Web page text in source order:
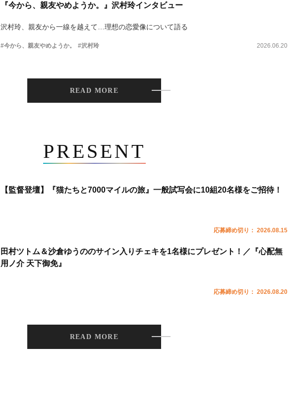
『今から、親友やめようか。』沢村玲インタビュー
沢村玲、親友から一線を越えて…理想の恋愛像について語る
#今から、親友やめようか。 #沢村玲 2026.06.20
READ MORE
PRESENT
【監督登壇】『猫たちと7000マイルの旅』一般試写会に10組20名様をご招待！
応募締め切り： 2026.08.15
田村ツトム＆沙倉ゆうののサイン入りチェキを1名様にプレゼント！／『心配無
用ノ介 天下御免』
応募締め切り： 2026.08.20
READ MORE